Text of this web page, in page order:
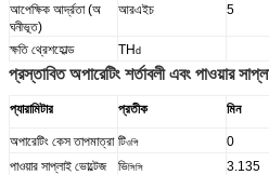
আপেক্ষিক আর্দ্রতা (অ
ঘনীভূত)
আরএইচ 5
ক্ষতি থ্রেশহোল্ড THd
প্রস্তাবিত অপারেটিং শর্তাবলী এবং পাওয়ার
প্যারামিটার প্রতীক মিন
অপারেটিং কেস তাপমাত্রা টিওপি 0
পাওয়ার সাপ্লাই ভোল্টেজ
ভিসিসি 3.135